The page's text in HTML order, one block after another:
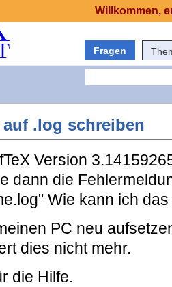
Fragen
.log schreiben
Version
dann die
Wie kann ich
PC neu
dies nicht mehr.
die Hilfe.
Willkommen,